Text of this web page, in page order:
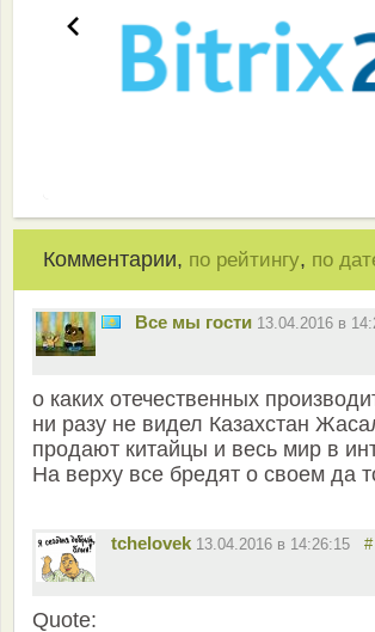
Комментарии, по рейтингу, по
Все мы гости 13.04.2016 в
о каких отечественных
ни разу не видел Казахстан
продают китайцы и весь мир в
На верху все бредят о своем да
tchelovek 13.04.2016 в 14:26:15 #
Quote: